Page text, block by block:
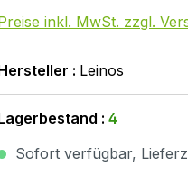
inkl. MwSt. zzgl.
: Leinos
: 4
Sofort verfügbar,